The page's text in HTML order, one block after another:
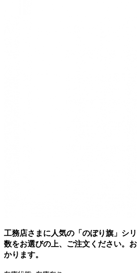
工務店さまに人気の「のぼり旗」シ
数をお選びの上、ご注文ください。
かります。